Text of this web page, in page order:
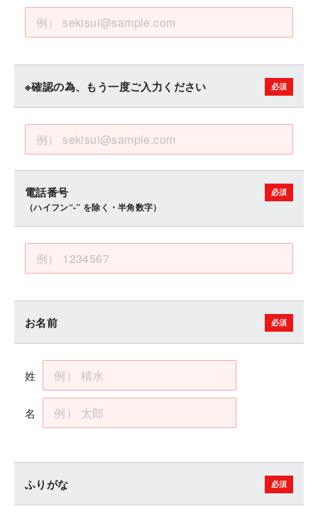
※確認の為、もう一度ご入力ください
電話番号
（ハイフン“-” を除く・半角数字）
お名前
姓
名
ふりがな